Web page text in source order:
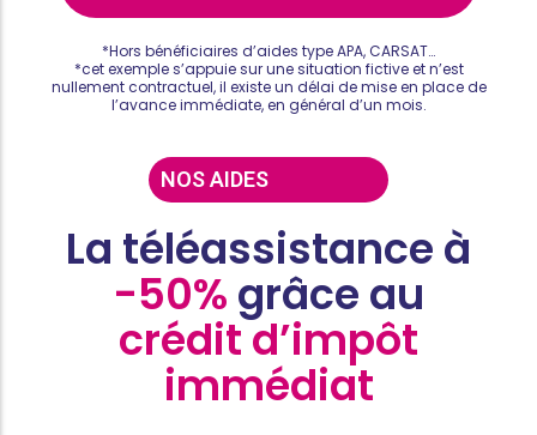
*Hors bénéficiaires d’aides type APA, CARSAT…
*cet exemple s’appuie sur une situation fictive et n’est
nullement contractuel, il existe un délai de mise en place de
l’avance immédiate, en général d’un mois.
NOS AIDES
La téléassistance à
-50% grâce au
crédit d’impôt
immédiat